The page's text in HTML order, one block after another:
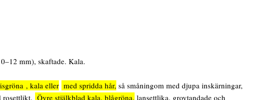
mm), skaftade. Kala.
, kala eller med spridda hår, så småningom med djupa inskärningar,
rosettlikt. Övre stjälkblad kala, blågröna, lansettlika, grovtandade och